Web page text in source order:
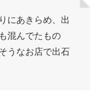
にあきらめ、出
混んでたもの
うなお店で出石